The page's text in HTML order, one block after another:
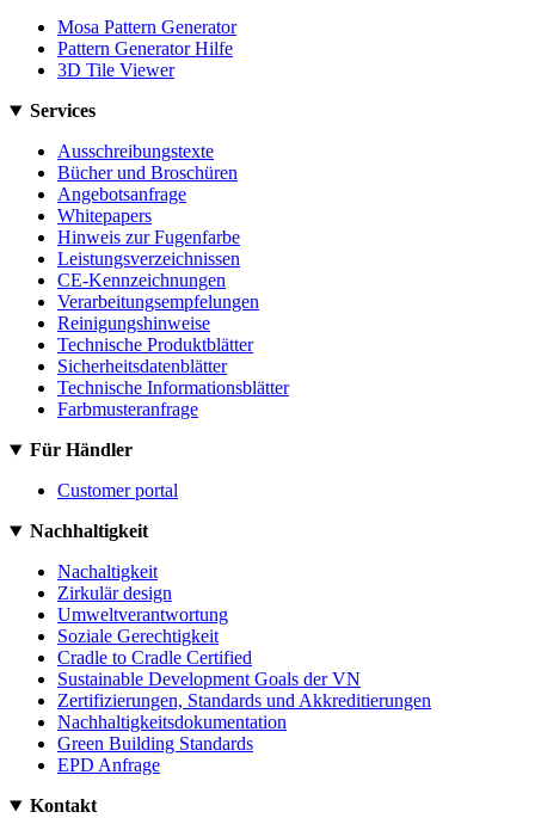
Mosa Pattern Generator
Pattern Generator Hilfe
3D Tile Viewer
Services
Ausschreibungstexte
Bücher und Broschüren
Angebotsanfrage
Whitepapers
Hinweis zur Fugenfarbe
Leistungsverzeichnissen
CE-Kennzeichnungen
Verarbeitungsempfelungen
Reinigungshinweise
Technische Produktblätter
Sicherheitsdatenblätter
Technische Informationsblätter
Farbmusteranfrage
Für Händler
Customer portal
Nachhaltigkeit
Nachaltigkeit
Zirkulär design
Umweltverantwortung
Soziale Gerechtigkeit
Cradle to Cradle Certified
Sustainable Development Goals der VN
Zertifizierungen, Standards und Akkreditierungen
Nachhaltigkeitsdokumentation
Green Building Standards
EPD Anfrage
Kontakt